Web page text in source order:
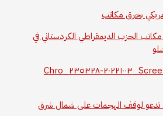
الحزب الديمقراطي الكردستاني في
تدعو لوقف الهجمات على شمال شرق